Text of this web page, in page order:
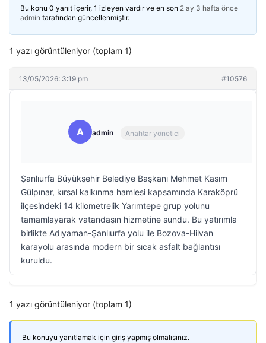
Bu konu 0 yanıt içerir, 1 izleyen vardır ve en son 2 ay 3 hafta önce
admin tarafından güncellenmiştir.
1 yazı görüntüleniyor (toplam 1)
13/05/2026: 3:19 pm #10576
A admin Anahtar yönetici
Şanlıurfa Büyükşehir Belediye Başkanı Mehmet Kasım
Gülpınar, kırsal kalkınma hamlesi kapsamında Karaköprü
ilçesindeki 14 kilometrelik Yarımtepe grup yolunu
tamamlayarak vatandaşın hizmetine sundu. Bu yatırımla
birlikte Adıyaman-Şanlıurfa yolu ile Bozova-Hilvan
karayolu arasında modern bir sıcak asfalt bağlantısı
kuruldu.
1 yazı görüntüleniyor (toplam 1)
Bu konuyu yanıtlamak için giriş yapmış olmalısınız.